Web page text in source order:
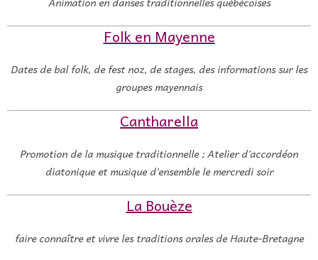
Folk en Mayenne
Dates de bal folk, de fest noz, de stages, des informations sur les
groupes mayennais
Cantharella
Promotion de la musique traditionnelle ; Atelier d’accordéon
diatonique et musique d’ensemble le mercredi soir
La Bouèze
faire connaître et vivre les traditions orales de Haute-Bretagne